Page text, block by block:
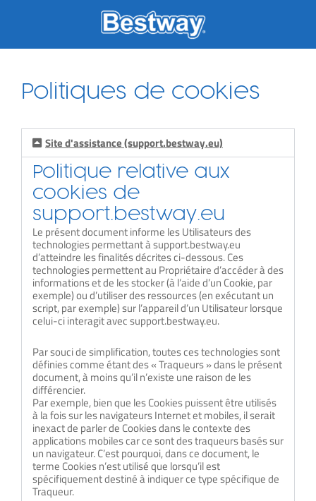
Politiques de cookies
Site d'assistance (support.bestway.eu)
Politique relative aux
cookies de
support.bestway.eu
Le présent document informe les Utilisateurs des
technologies permettant à support.bestway.eu
d’atteindre les finalités décrites ci-dessous. Ces
technologies permettent au Propriétaire d’accéder à des
informations et de les stocker (à l’aide d’un Cookie, par
exemple) ou d’utiliser des ressources (en exécutant un
script, par exemple) sur l’appareil d’un Utilisateur lorsque
celui-ci interagit avec support.bestway.eu.
Par souci de simplification, toutes ces technologies sont
définies comme étant des « Traqueurs » dans le présent
document, à moins qu’il n’existe une raison de les
différencier.
Par exemple, bien que les Cookies puissent être utilisés
à la fois sur les navigateurs Internet et mobiles, il serait
inexact de parler de Cookies dans le contexte des
applications mobiles car ce sont des traqueurs basés sur
un navigateur. C’est pourquoi, dans ce document, le
terme Cookies n’est utilisé que lorsqu’il est
spécifiquement destiné à indiquer ce type spécifique de
Traqueur.